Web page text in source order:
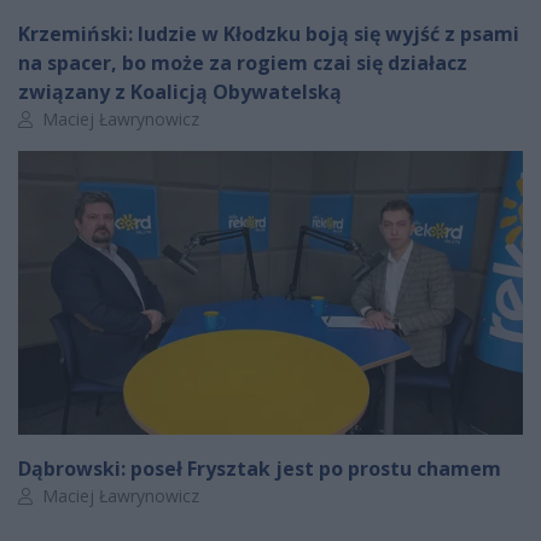
Krzemiński: ludzie w Kłodzku boją się wyjść z psami
na spacer, bo może za rogiem czai się działacz
związany z Koalicją Obywatelską
Autor artykułu:
Maciej Ławrynowicz
Dąbrowski: poseł Frysztak jest po prostu chamem
Autor artykułu:
Maciej Ławrynowicz